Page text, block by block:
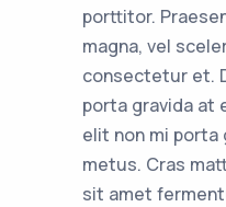
porttitor.
magna, vel
consectetur et.
porta gravida at
elit non mi porta
metus. Cras
sit amet